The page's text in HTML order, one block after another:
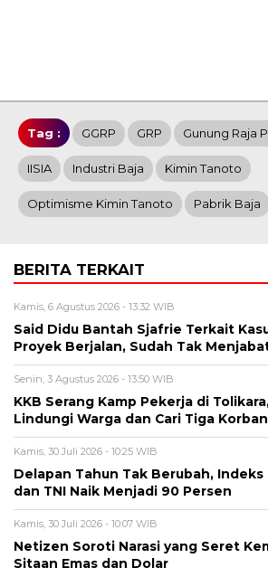
Tag : GGRP GRP Gunung Raja
IISIA Industri Baja Kimin Tanoto
Optimisme Kimin Tanoto Pabrik Baja
BERITA TERKAIT
Kamis, 6 Agustus 2026 - 13:32 WIB
Said Didu Bantah Sjafrie Terkait
Proyek Berjalan, Sudah Tak
Senin, 3 Agustus 2026 - 13:50 WIB
KKB Serang Kamp Pekerja di
Lindungi Warga dan Cari Tiga
Kamis, 30 Juli 2026 - 10:25 WIB
Delapan Tahun Tak Berubah,
dan TNI Naik Menjadi 90 Persen
Kamis, 30 Juli 2026 - 10:07 WIB
Netizen Soroti Narasi yang Seret
Sitaan Emas dan Dolar